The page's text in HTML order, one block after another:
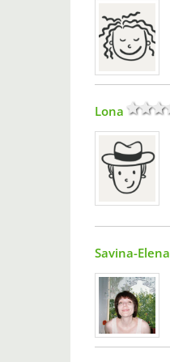
Lona
Savina-Elena